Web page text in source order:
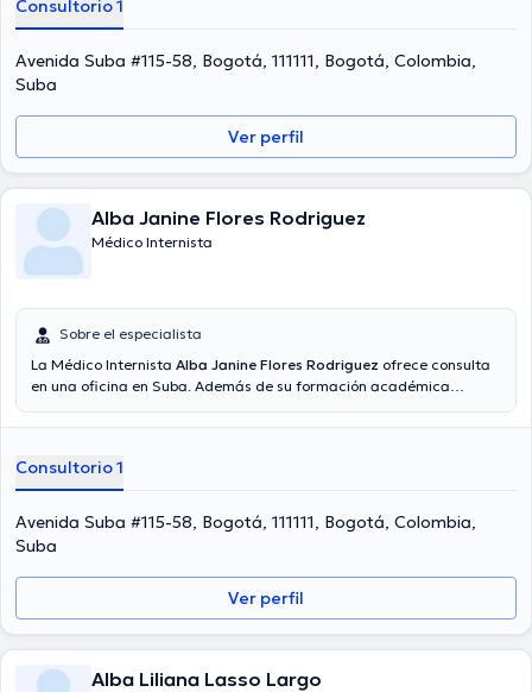
Consultorio 1
Avenida Suba #115-58, Bogotá, 111111, Bogotá, Colombia,
Suba
Ver perfil
Alba Janine Flores Rodriguez
Médico Internista
Sobre el especialista
La Médico Internista Alba Janine Flores Rodriguez ofrece consulta
en una oficina en Suba. Además de su formación académica
área de especialidad. La profesional de la salud tiene varios años
desempeñado como miembro de diversas asociaciones médicas.
Alba Janine Flores Rodriguez ha intervenido en considerables
conferencias con el ideal de tener una formación continua en su
campo de especialización y ha difundido diversos artículos. Su cita
se puede realizar en Español.
Consultorio 1
Avenida Suba #115-58, Bogotá, 111111, Bogotá, Colombia,
Suba
Ver perfil
Alba Liliana Lasso Largo